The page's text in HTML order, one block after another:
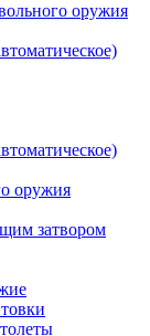
оружия
оружия
затвором